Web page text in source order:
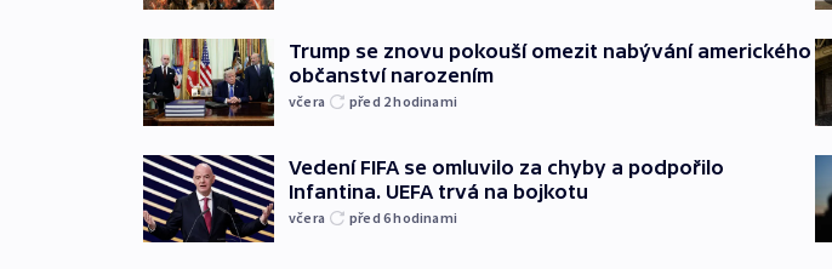
Trump se znovu pokouší omezit nabývání amerického
občanství narozením
včera před 2hodinami
Vedení FIFA se omluvilo za chyby a podpořilo
Infantina. UEFA trvá na bojkotu
včera před 6hodinami